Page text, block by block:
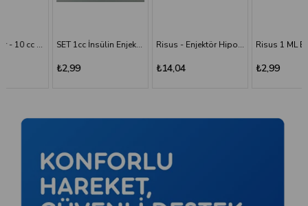
SET 1cc İnsülin Enjektörü - 26G/0.45x13 mm Risus - Enjektör Hipodermik İğneli Şırınga 50 ML - 3 Parça - 21G (0.80x38 mm) Risus 1 ML Enjektör Hipodermik İğneli Şırınga - 26G x(13mm)